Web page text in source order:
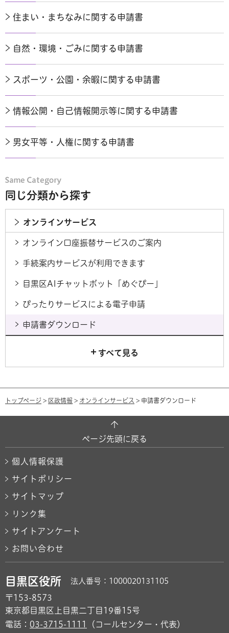
住まい・まちなみに関する申請書
自然・環境・ごみに関する申請書
スポーツ・公園・余暇に関する申請書
情報公開・自己情報開示等に関する申請書
男女平等・人権に関する申請書
同じ分類から探す
オンラインサービス
オンライン口座振替サービスのご案内
手続案内サービスが利用できます
目黒区AIチャットボット「めぐぴー」
ぴったりサービスによる電子申請
申請書ダウンロード
すべて見る
トップページ > 区政情報 > オンラインサービス > 申請書ダウンロード
ページ先頭に戻る
個人情報保護
サイトポリシー
サイトマップ
リンク集
サイトアンケート
お問い合わせ
目黒区役所 法人番号：1000020131105
〒153-8573
東京都目黒区上目黒二丁目19番15号
電話： 03-3715-1111 （コールセンター・代表）